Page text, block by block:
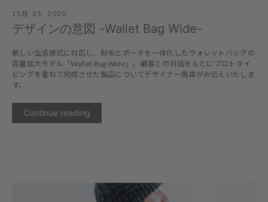
11月 25, 2020
デザインの意図 -Wallet Bag Wide-
新しい生活様式に対応し、財布とポーチを一体化したウォレットバッグの
容量拡大モデル「Wallet Bag Wide」。顧客との対話をもとにプロトタイ
ピングを重ねて完成させた製品についてデザイナー角森がお伝えいたしま
す。
Continue reading